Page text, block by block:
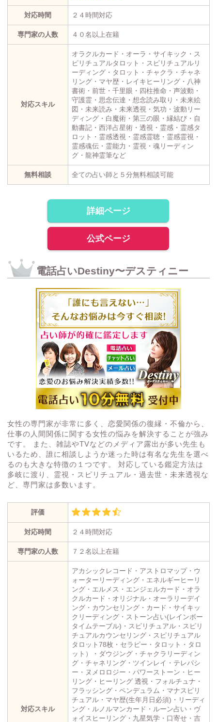
対応時間 ２４時間対応
専門家の人数 ４０名以上在籍
対応スキル
オラクルカード・オーラ・サイキック・ス
ピリチュアルタロット・スピリチュアルリ
ーディング・タロット・チャクラ・チャネ
リング・マヤ歴・レイキヒーリング・八神
書術・前世・千里眼・四柱推命・声波動・
守護霊・思念伝達・想念読み取り・未来絵
図・未来読み・未来透視・気功・波動リー
ディング・白魔術・第三の眼・縁結び・自
動書記・西洋占星術・透視・霊感・霊感タ
ロット・霊感透視・霊感霊聴・霊感霊視・
霊感魂伝・霊能力・霊視・魂リーディン
グ・龍神霊筆など
無料相談 全ての占い師と５分無料相談可能
詳細ページ
公式ページ
電話占いDestiny〜デスティニー
女性の専門家が非常に多く、恋愛関係の復縁・不倫から、
仕事の人間関係に関する女性の悩みを解決することが強み
です。 また、雑誌やTVなどのメディア露出が多い先生も
いるため、誰に相談しようか迷った時は有名な先生を選べ
るのも大きな特徴の１つです。 対応している鑑定方法は
多岐に渡り、霊視・スピリチュアル・過去世・未来透視な
ど、専門家は多数います。
評価
対応時間 ２４時間対応
専門家の人数 ７２名以上在籍
対応スキル
アカシックレコード・アストロマップ・ウ
ォーターリーディング・エネルギーヒーリ
ング・エルメス・エンジェルカード・オラ
クルカード・オリジナル・オーラリーデイ
ング・カウンセリング・カード・サイキッ
クリーディング・ストーン占い(レインボー
タイムテーブル)・スピリチュアル・スピリ
チュアルカウンセリング・スピリチュアル
タロット78枚・セラピー・タロット・タロ
ット）・ダウジング・チャクラリーディン
グ・チャネリング・ツインレイ・テレパシ
ー・ヌメロロジー・パワーストーン・ヒー
リング・ヒーリング 透視・フォルチュナ・
フラッシング・ペンデュラム・マナスピリ
チュアル・マヤ歴(生年月日必須)・リーディ
ング・ルノルマンカード・ルーン占い・ヴ
ォイスヒーリング・九星気学・口寄せ・吉